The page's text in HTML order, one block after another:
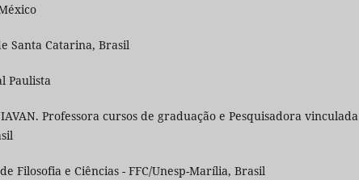
Santa Catarina, Brasil
Paulista
Professora cursos de graduação e Pesquisadora
Filosofia e Ciências - FFC/Unesp-Marília, Brasil